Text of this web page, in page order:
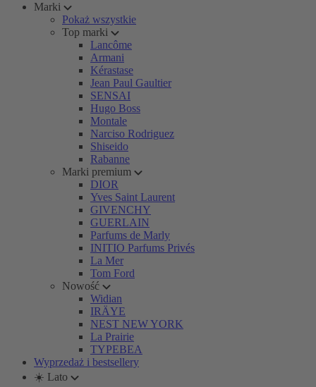
Marki
Pokaż wszystkie
Top marki
Lancôme
Armani
Kérastase
Jean Paul Gaultier
SENSAI
Hugo Boss
Montale
Narciso Rodriguez
Shiseido
Rabanne
Marki premium
DIOR
Yves Saint Laurent
GIVENCHY
GUERLAIN
Parfums de Marly
INITIO Parfums Privés
La Mer
Tom Ford
Nowość
Widian
IRÄYE
NEST NEW YORK
La Prairie
TYPEBEA
Wyprzedaż i bestsellery
☀️ Lato